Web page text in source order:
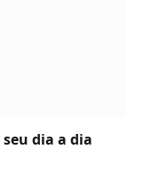
dia a dia